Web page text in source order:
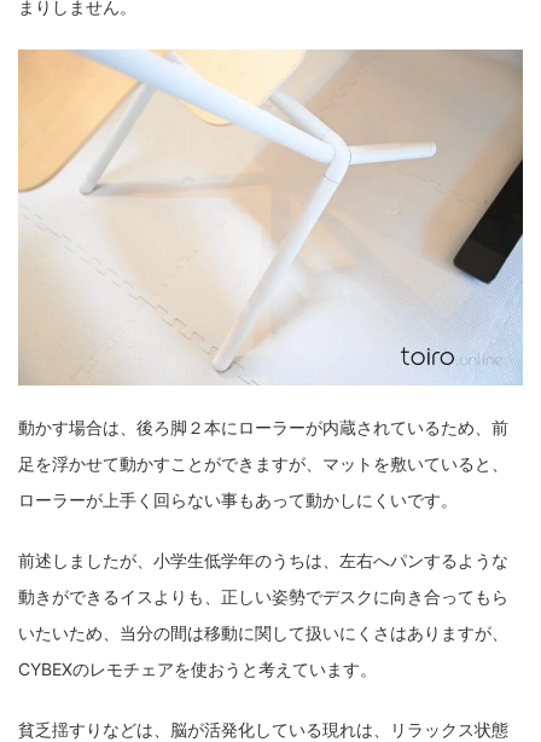
まりしません。
動かす場合は、後ろ脚２本にローラーが内蔵されているため、前
足を浮かせて動かすことができますが、マットを敷いていると、
ローラーが上手く回らない事もあって動かしにくいです。
前述しましたが、小学生低学年のうちは、左右へパンするような
動きができるイスよりも、正しい姿勢でデスクに向き合ってもら
いたいため、当分の間は移動に関して扱いにくさはありますが、
CYBEXのレモチェアを使おうと考えています。
貧乏揺すりなどは、脳が活発化している現れは、リラックス状態